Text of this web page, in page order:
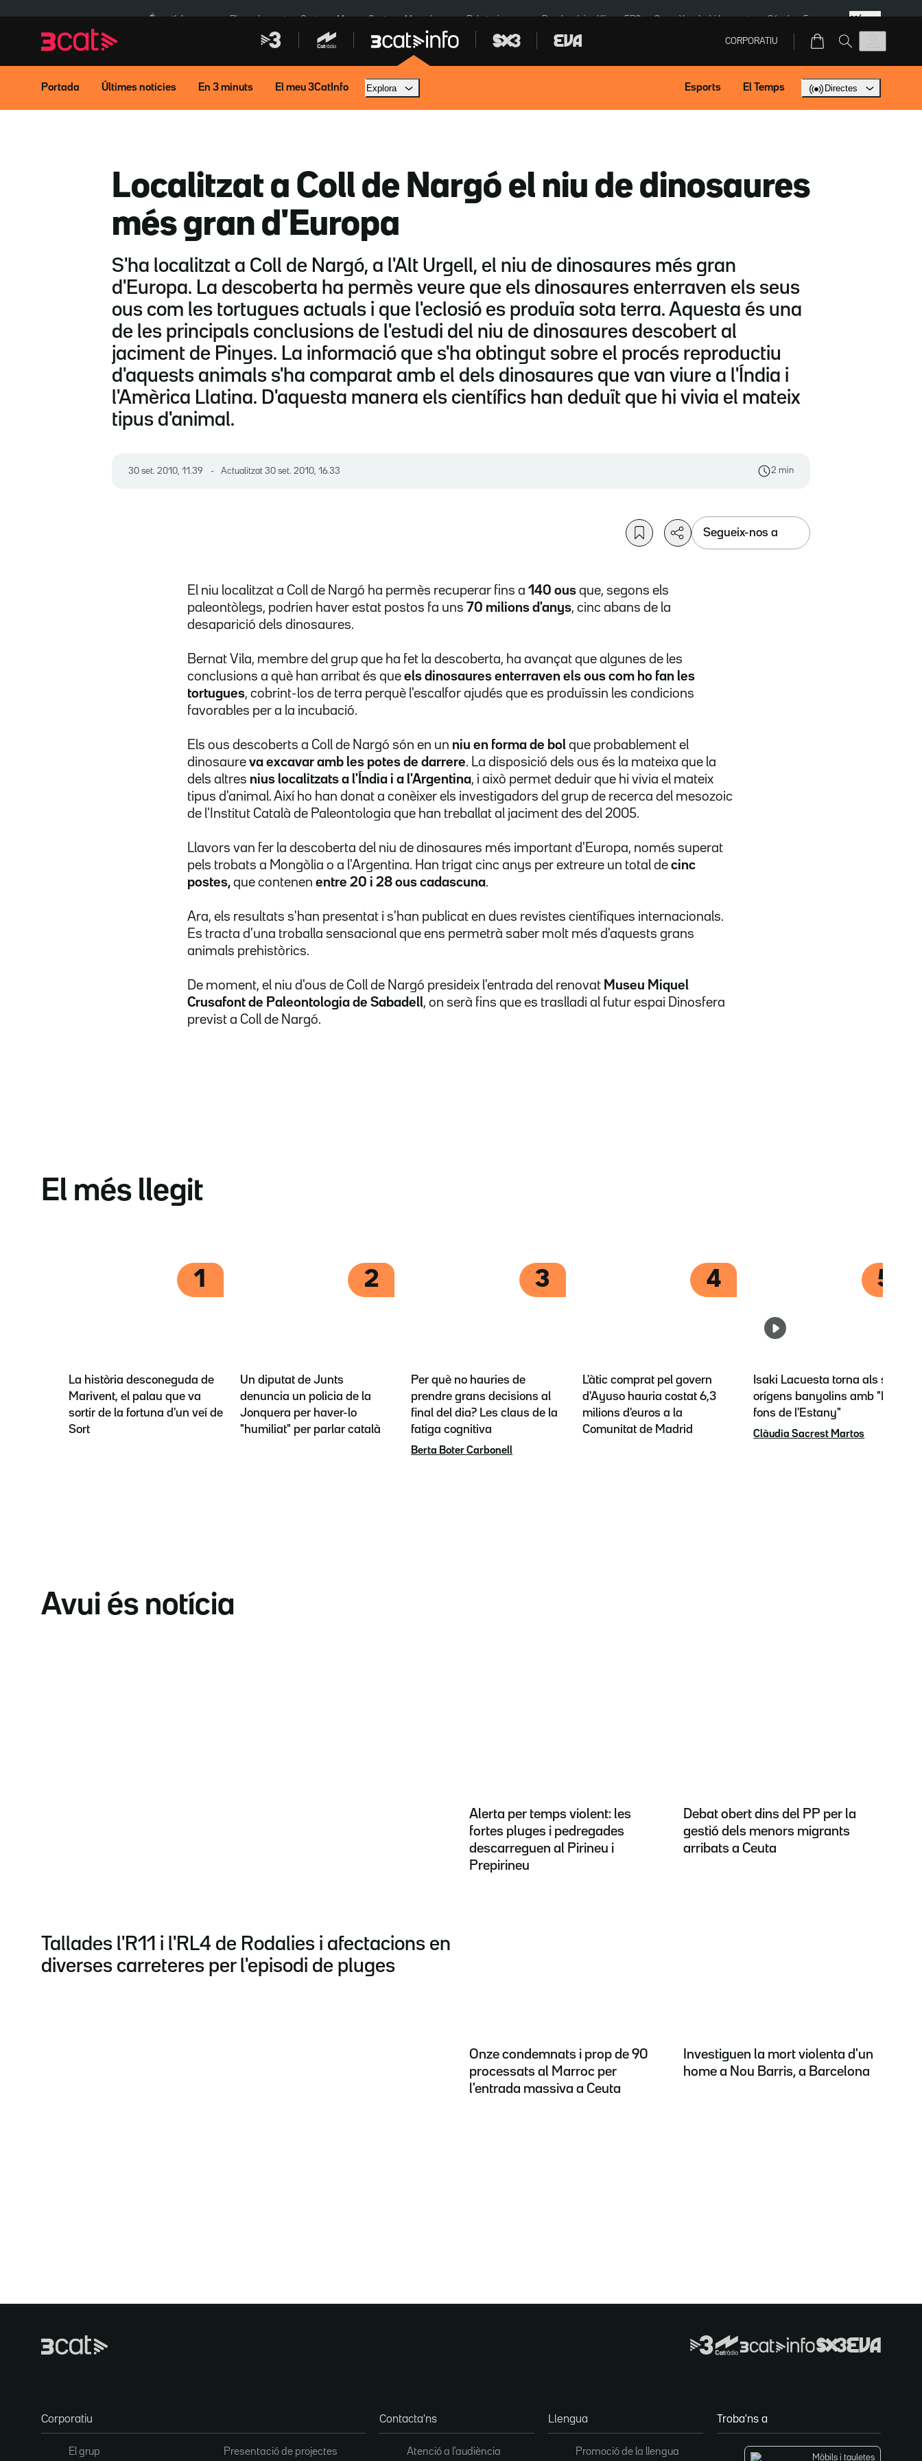
navegació
principal
contingut
És notícia: Pluges Inuncat Ceuta Menors Ceuta Mercabarna Robatoris coure Bombardejos Kíiv ERC SpaceX Isaki Lacuesta Sánchez Europa Més
CORPORATIU
Portada Últimes notícies En 3 minuts El meu 3CatInfo Explora Esports El Temps Directes
Localitzat a Coll de Nargó el niu de dinosaures
més gran d'Europa
S'ha localitzat a Coll de Nargó, a l'Alt Urgell, el niu de dinosaures més gran
d'Europa. La descoberta ha permès veure que els dinosaures enterraven els seus
ous com les tortugues actuals i que l'eclosió es produïa sota terra. Aquesta és una
de les principals conclusions de l'estudi del niu de dinosaures descobert al
jaciment de Pinyes. La informació que s'ha obtingut sobre el procés reproductiu
d'aquests animals s'ha comparat amb el dels dinosaures que van viure a l'Índia i
l'Amèrica Llatina. D'aquesta manera els científics han deduït que hi vivia el mateix
tipus d'animal.
30 set. 2010, 11.39 Actualitzat 30 set. 2010, 16.33 2 min
Segueix-nos a
El niu localitzat a Coll de Nargó ha permès recuperar fins a 140 ous que, segons els
paleontòlegs, podrien haver estat postos fa uns 70 milions d'anys, cinc abans de la
desaparició dels dinosaures.
Bernat Vila, membre del grup que ha fet la descoberta, ha avançat que algunes de les
conclusions a què han arribat és que els dinosaures enterraven els ous com ho fan les
tortugues, cobrint-los de terra perquè l'escalfor ajudés que es produïssin les condicions
favorables per a la incubació.
Els ous descoberts a Coll de Nargó són en un niu en forma de bol que probablement el
dinosaure va excavar amb les potes de darrere. La disposició dels ous és la mateixa que la
dels altres nius localitzats a l'Índia i a l'Argentina, i això permet deduir que hi vivia el mateix
tipus d'animal. Així ho han donat a conèixer els investigadors del grup de recerca del mesozoic
de l'Institut Català de Paleontologia que han treballat al jaciment des del 2005.
Llavors van fer la descoberta del niu de dinosaures més important d'Europa, només superat
pels trobats a Mongòlia o a l'Argentina. Han trigat cinc anys per extreure un total de cinc
postes, que contenen entre 20 i 28 ous cadascuna.
Ara, els resultats s'han presentat i s'han publicat en dues revistes científiques internacionals.
Es tracta d'una troballa sensacional que ens permetrà saber molt més d'aquests grans
animals prehistòrics.
De moment, el niu d'ous de Coll de Nargó presideix l'entrada del renovat Museu Miquel
Crusafont de Paleontologia de Sabadell, on serà fins que es traslladi al futur espai Dinosfera
previst a Coll de Nargó.
El més llegit
1
La història desconeguda de
Marivent, el palau que va
sortir de la fortuna d'un veí de
Sort
2
Un diputat de Junts
denuncia un policia de la
Jonquera per haver-lo
"humiliat" per parlar català
3
Per què no hauries de
prendre grans decisions al
final del dia? Les claus de la
fatiga cognitiva
Berta Boter Carbonell
4
L'àtic comprat pel govern
d'Ayuso hauria costat 6,3
milions d'euros a la
Comunitat de Madrid
5
Isaki Lacuesta torna als seus
orígens banyolins amb "El
fons de l'Estany"
Clàudia Sacrest Martos
Avui és notícia
Tallades l'R11 i l'RL4 de Rodalies i afectacions en
diverses carreteres per l'episodi de pluges
Alerta per temps violent: les
fortes pluges i pedregades
descarreguen al Pirineu i
Prepirineu
Debat obert dins del PP per la
gestió dels menors migrants
arribats a Ceuta
Onze condemnats i prop de 90
processats al Marroc per
l'entrada massiva a Ceuta
Investiguen la mort violenta d'un
home a Nou Barris, a Barcelona
Corporatiu
El grup Presentació de projectes
Contacta'ns
Atenció a l'audiència
Llengua
Promoció de la llengua
Troba'ns a
Mòbils i tauletes